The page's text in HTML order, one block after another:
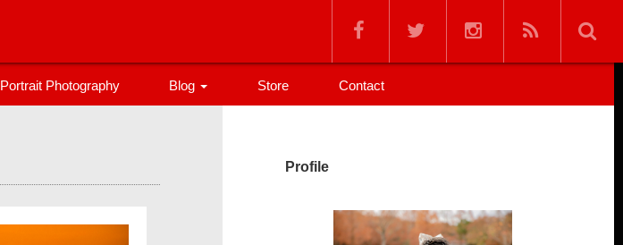
Portrait Photography Blog Store Contact
Profile